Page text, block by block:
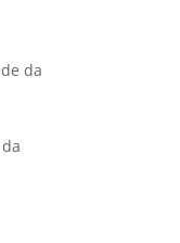
da